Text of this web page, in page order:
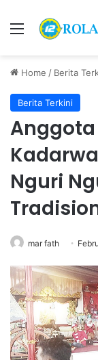
Menu
Home / Berita
Berita Terkini
Anggota
Nguri
mar fath